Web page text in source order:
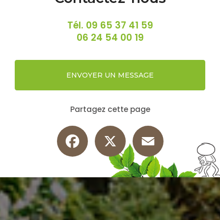
Tél. 09 65 37 41 59
06 24 54 00 19
ENVOYER UN MESSAGE
Partagez cette page
Facebook